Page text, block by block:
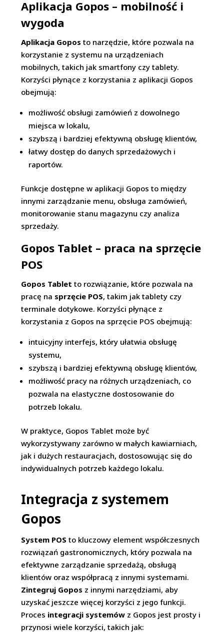
Aplikacja Gopos – mobilność i
wygoda
Aplikacja Gopos to narzędzie, które pozwala na
korzystanie z systemu na urządzeniach
mobilnych, takich jak smartfony czy tablety.
Korzyści płynące z korzystania z aplikacji Gopos
obejmują:
możliwość obsługi zamówień z dowolnego
miejsca w lokalu,
szybszą i bardziej efektywną obsługę klientów,
łatwy dostęp do danych sprzedażowych i
raportów.
Funkcje dostępne w aplikacji Gopos to między
innymi zarządzanie menu, obsługa zamówień,
monitorowanie stanu magazynu czy analiza
sprzedaży.
Gopos Tablet – praca na sprzęcie
POS
Gopos Tablet to rozwiązanie, które pozwala na
pracę na sprzęcie POS, takim jak tablety czy
terminale dotykowe. Korzyści płynące z
korzystania z Gopos na sprzęcie POS obejmują:
intuicyjny interfejs, który ułatwia obsługę
systemu,
szybszą i bardziej efektywną obsługę klientów,
możliwość pracy na różnych urządzeniach, co
pozwala na elastyczne dostosowanie do
potrzeb lokalu.
W praktyce, Gopos Tablet może być
wykorzystywany zarówno w małych kawiarniach,
jak i dużych restauracjach, dostosowując się do
indywidualnych potrzeb każdego lokalu.
Integracja z systemem
Gopos
System POS to kluczowy element współczesnych
rozwiązań gastronomicznych, który pozwala na
efektywne zarządzanie sprzedażą, obsługą
klientów oraz współpracą z innymi systemami.
Zintegruj Gopos z innymi narzędziami, aby
uzyskać jeszcze więcej korzyści z jego funkcji.
Proces integracji systemów z Gopos jest prosty i
przynosi wiele korzyści, takich jak: